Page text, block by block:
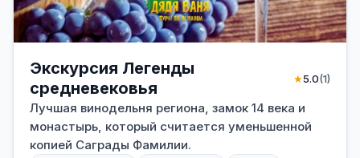
Экскурсия Легенды
средневековья
★5.0(1)
Лучшая винодельня региона, замок 14 века и
монастырь, который считается уменьшенной
копией Саграды Фамилии.